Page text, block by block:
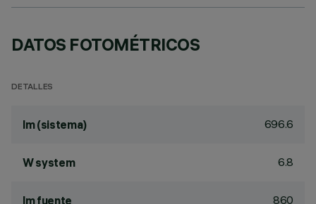
DATOS FOTOMÉTRICOS
DETALLES
lm (sistema) 696.6
W system 6.8
lm fuente 860